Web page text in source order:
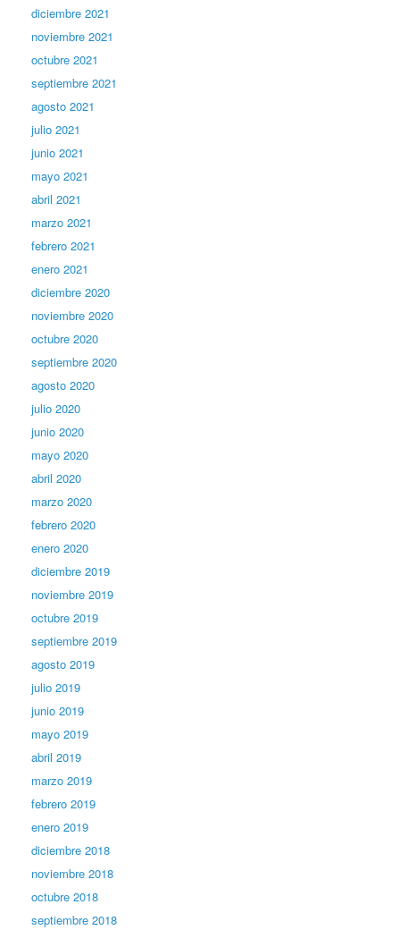
diciembre 2021
noviembre 2021
octubre 2021
septiembre 2021
agosto 2021
julio 2021
junio 2021
mayo 2021
abril 2021
marzo 2021
febrero 2021
enero 2021
diciembre 2020
noviembre 2020
octubre 2020
septiembre 2020
agosto 2020
julio 2020
junio 2020
mayo 2020
abril 2020
marzo 2020
febrero 2020
enero 2020
diciembre 2019
noviembre 2019
octubre 2019
septiembre 2019
agosto 2019
julio 2019
junio 2019
mayo 2019
abril 2019
marzo 2019
febrero 2019
enero 2019
diciembre 2018
noviembre 2018
octubre 2018
septiembre 2018